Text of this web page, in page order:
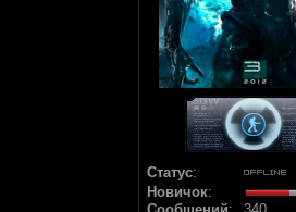
Статус:
Новичок: